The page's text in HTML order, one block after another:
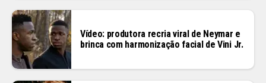
Vídeo: produtora recria viral de Neymar e
brinca com harmonização facial de Vini Jr.